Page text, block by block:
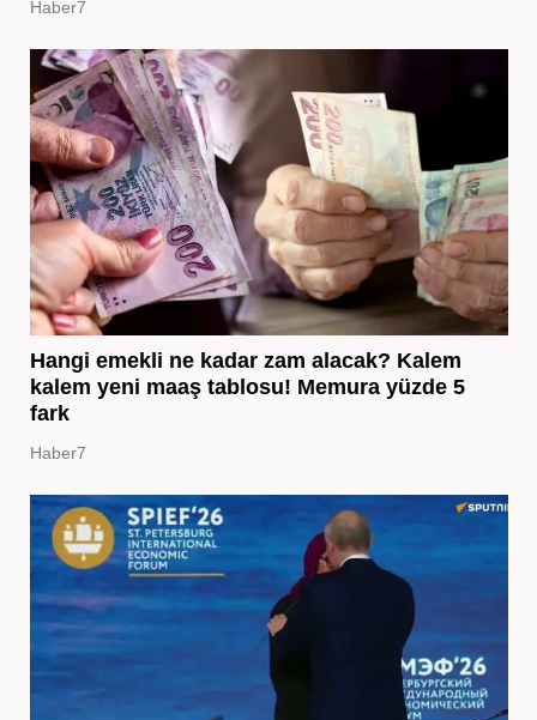
Haber7
Hangi emekli ne kadar zam alacak? Kalem
kalem yeni maaş tablosu! Memura yüzde 5
fark
Haber7